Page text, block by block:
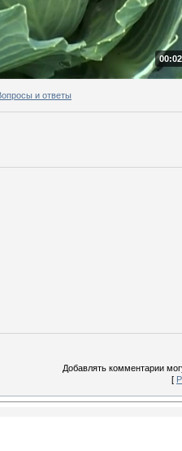
и ответы
Добавлять комментарии
[